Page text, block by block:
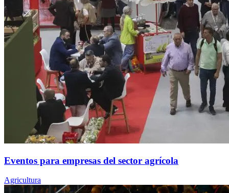
Eventos para empresas del sector agrícola
Agricultura